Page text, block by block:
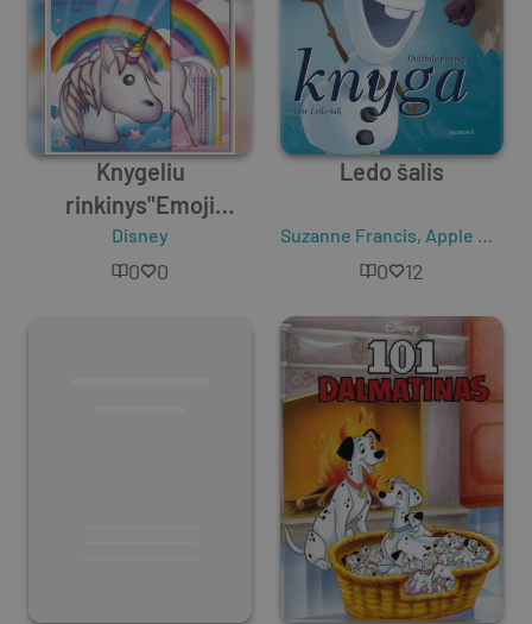
Knygeliu
rinkinys"Emoji
Unicorn Play Pack"
Disney
0 0
Ledo šalis
Suzanne Francis, Apple Hordan
0 12